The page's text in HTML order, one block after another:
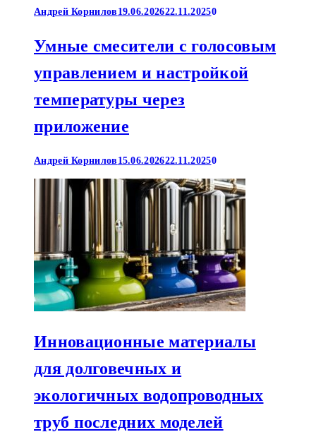
Андрей Корнилов 19.06.202622.11.20250
Умные смесители с голосовым
управлением и настройкой
температуры через
приложение
Андрей Корнилов 15.06.202622.11.20250
Инновационные материалы
для долговечных и
экологичных водопроводных
труб последних моделей